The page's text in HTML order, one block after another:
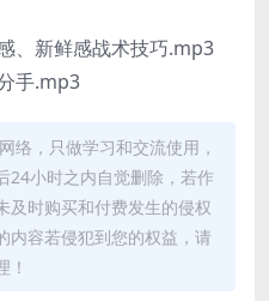
、新鲜感战术技巧.mp3
手.mp3
络，只做学习和交流使用，
24小时之内自觉删除，若作
及时购买和付费发生的侵权
内容若侵犯到您的权益，请
！